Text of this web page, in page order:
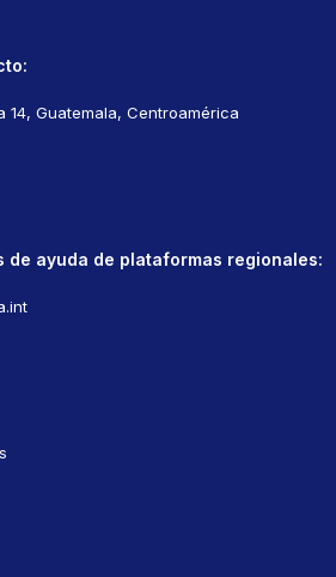
14, Guatemala, Centroamérica
de ayuda de plataformas regionales: